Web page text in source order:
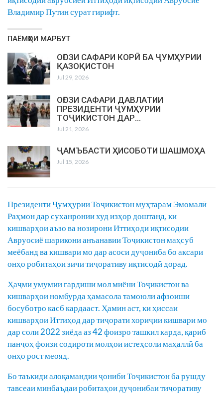
Владимир Путин сурат гирифт.
ПАЁМҲОИ МАРБУТ
ОҒОЗИ САФАРИ КОРӢ БА ҶУМҲУРИИ
ҚАЗОҚИСТОН
Jul 29, 2026
ОҒОЗИ САФАРИ ДАВЛАТИИ
ПРЕЗИДЕНТИ ҶУМҲУРИИ
ТОҶИКИСТОН ДАР…
Jul 21, 2026
ҶАМЪБАСТИ ҲИСОБОТИ ШАШМОҲА
Jul 15, 2026
Президенти Ҷумҳурии Тоҷикистон муҳтарам Эмомалӣ
Раҳмон дар суханронии худ изҳор доштанд, ки
кишварҳои аъзо ва нозирони Иттиҳоди иқтисодии
Авруосиё шарикони анъанавии Тоҷикистон маҳсуб
меёбанд ва кишвари мо дар асоси дуҷониба бо аксари
онҳо робитаҳои зичи тиҷоративу иқтисодӣ дорад.
Ҳаҷми умумии гардиши мол миёни Тоҷикистон ва
кишварҳои номбурда ҳамасола тамоюли афзоиши
босуботро касб кардааст. Ҳамин аст, ки ҳиссаи
кишварҳои Иттиҳод дар тиҷорати хориҷии кишвари мо
дар соли 2022 зиёда аз 42 фоизро ташкил карда, қариб
панҷоҳ фоизи содироти молҳои истеҳсоли маҳаллӣ ба
онҳо рост меояд.
Бо таъкиди алоқамандии ҷониби Тоҷикистон ба рушду
тавсеаи минбаъдаи робитаҳои дуҷонибаи тиҷоративу